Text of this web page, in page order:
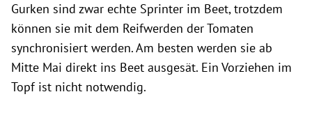
Gurken sind zwar echte Sprinter im Beet, trotzdem
können sie mit dem Reifwerden der Tomaten
synchronisiert werden. Am besten werden sie ab
Mitte Mai direkt ins Beet ausgesät. Ein Vorziehen im
Topf ist nicht notwendig.